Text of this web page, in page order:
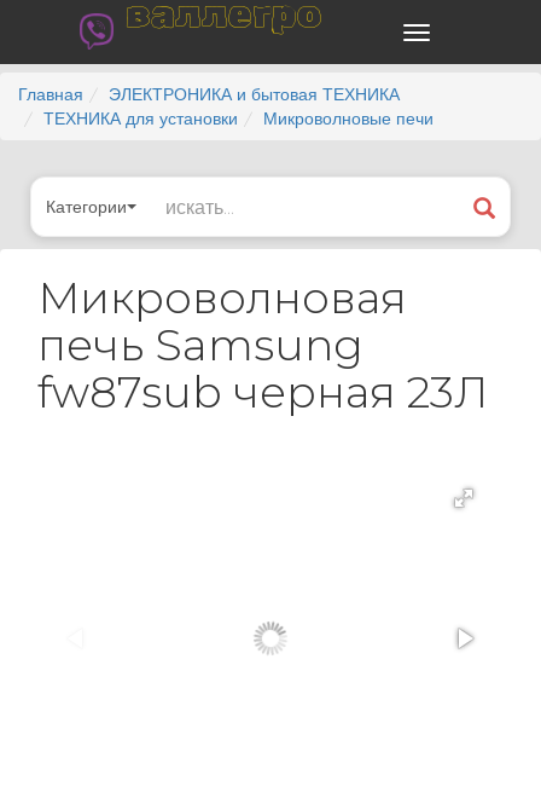
валлегро
Главная
ЭЛЕКТРОНИКА и бытовая ТЕХНИКА
ТЕХНИКА для установки
Микроволновые печи
Категории
Микроволновая
печь Samsung
fw87sub черная 23Л